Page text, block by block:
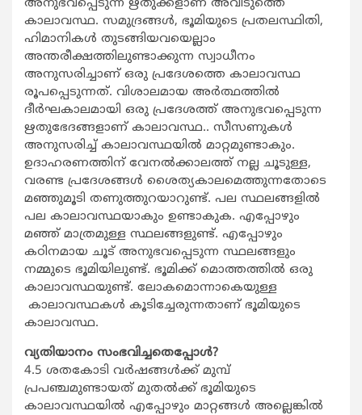
അനുഭവപ്പെടുന്ന ഋതുക്കളാണ് അവിടുത്തെ
കാലാവസ്ഥ. സമുദ്രങ്ങള്‍, ഭൂമിയുടെ പ്രതലസ്ഥിതി,
ഹിമാനികള്‍ തുടങ്ങിയവയെല്ലാം
അന്തരീക്ഷത്തിലുണ്ടാക്കുന്ന സ്വാധീനം
അനുസരിച്ചാണ് ഒരു പ്രദേശത്തെ കാലാവസ്ഥ
രൂപപ്പെടുന്നത്. വിശാലമായ അര്‍ത്ഥത്തില്‍
ദീര്‍ഘകാലമായി ഒരു പ്രദേശത്ത് അനുഭവപ്പെടുന്ന
ഋതുഭേദങ്ങളാണ് കാലാവസ്ഥ.. സീസണുകള്‍
അനുസരിച്ച് കാലാവസ്ഥയില്‍ മാറ്റമുണ്ടാകും.
ഉദാഹരണത്തിന് വേനല്‍ക്കാലത്ത് നല്ല ചൂടുള്ള,
വരണ്ട പ്രദേശങ്ങള്‍ ശൈത്യകാലമെത്തുന്നതോടെ
മഞ്ഞുമൂടി തണുത്തുറയാറുണ്ട്. പല സ്ഥലങ്ങളില്‍
പല കാലാവസ്ഥയാകും ഉണ്ടാകുക. എപ്പോഴും
മഞ്ഞ് മാത്രമുള്ള സ്ഥലങ്ങളുണ്ട്. എപ്പോഴും
കഠിനമായ ചൂട് അനുഭവപ്പെടുന്ന സ്ഥലങ്ങളും
നമ്മുടെ ഭൂമിയിലുണ്ട്. ഭൂമിക്ക് മൊത്തത്തില്‍ ഒരു
കാലാവസ്ഥയുണ്ട്. ലോകമൊന്നാകെയുള്ള
കാലാവസ്ഥകള്‍ കൂടിച്ചേരുന്നതാണ് ഭൂമിയുടെ
കാലാവസ്ഥ.
വ്യതിയാനം സംഭവിച്ചതെപ്പോള്‍?
4.5 ശതകോടി വര്‍ഷങ്ങള്‍ക്ക് മുമ്പ്
പ്രപഞ്ചമുണ്ടായത് മുതല്‍ക്ക് ഭൂമിയുടെ
കാലാവസ്ഥയില്‍ എപ്പോഴും മാറ്റങ്ങള്‍ അല്ലെങ്കില്‍